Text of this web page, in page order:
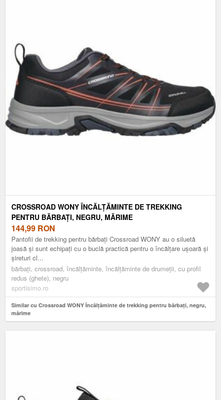
CROSSROAD WONY ÎNCĂLȚĂMINTE DE TREKKING
PENTRU BĂRBAȚI, NEGRU, MĂRIME
144,99 RON
Pantofii de trekking pentru bărbați Crossroad WONY au o siluetă
joasă și sunt echipați cu o buclă practică pentru o încălțare ușoară și
șireturi cl...
bărbați, crossroad, încălțăminte, încălțăminte de drumeții, cu profil
redus (ghete), negru
sportisimo.ro
Similar cu Crossroad WONY Încălțăminte de trekking pentru bărbați, negru,
mărime